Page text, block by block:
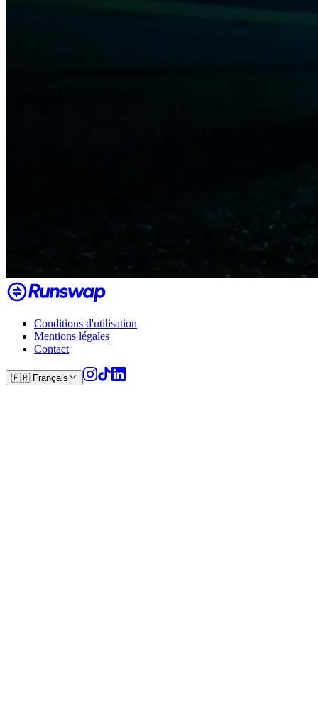
Conditions d'utilisation
Mentions légales
Contact
🇫🇷 Français